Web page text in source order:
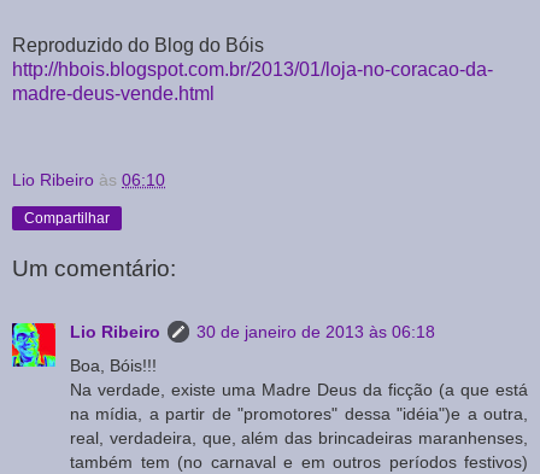
Reproduzido do Blog do Bóis
http://hbois.blogspot.com.br/2013/01/loja-no-coracao-da-
madre-deus-vende.html
Lio Ribeiro às 06:10
Compartilhar
Um comentário:
Lio Ribeiro
30 de janeiro de 2013 às 06:18
Boa, Bóis!!!
Na verdade, existe uma Madre Deus da ficção (a que está
na mídia, a partir de "promotores" dessa "idéia")e a outra,
real, verdadeira, que, além das brincadeiras maranhenses,
também tem (no carnaval e em outros períodos festivos)